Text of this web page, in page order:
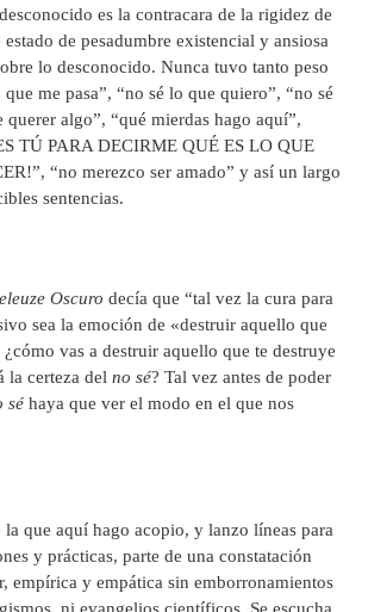
es la contracara de la rigidez de
estado de pesadumbre existencial y ansiosa
lo desconocido. Nunca tuvo tanto peso
que me pasa”, “no sé lo que quiero”, “no sé
querer algo”, “qué mierdas hago aquí”,
TÚ PARA DECIRME QUÉ ES LO QUE
“no merezco ser amado” y así un largo
sentencias.
Oscuro decía que “tal vez la cura para
sea la emoción de «destruir aquello que
¿cómo vas a destruir aquello que te destruye
la certeza del no sé? Tal vez antes de poder
sé haya que ver el modo en el que nos
la que aquí hago acopio, y lanzo líneas para
y prácticas, parte de una constatación
empírica y empática sin emborronamientos